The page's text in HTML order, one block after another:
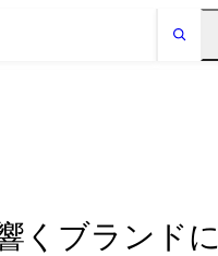
インサイト
くブランドに